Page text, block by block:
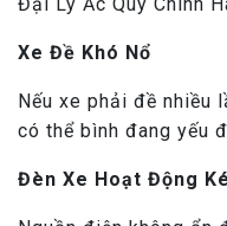
Xe Đề Khó Nổ
Nếu xe phải đề
có thể bình đang yếu
Đèn Xe Hoạt Động